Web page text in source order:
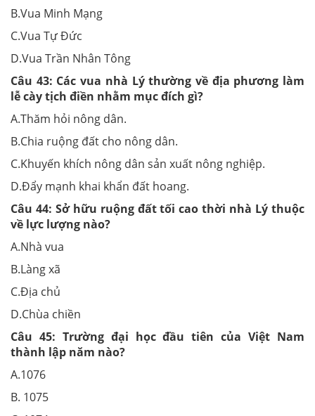
B.Vua Minh Mạng
C.Vua Tự Đức
D.Vua Trần Nhân Tông
Câu 43: Các vua nhà Lý thường về địa phương làm
lễ cày tịch điền nhằm mục đích gì?
A.Thăm hỏi nông dân.
B.Chia ruộng đất cho nông dân.
C.Khuyến khích nông dân sản xuất nông nghiệp.
D.Đẩy mạnh khai khẩn đất hoang.
Câu 44: Sở hữu ruộng đất tối cao thời nhà Lý thuộc
về lực lượng nào?
A.Nhà vua
B.Làng xã
C.Địa chủ
D.Chùa chiền
Câu 45: Trường đại học đầu tiên của Việt Nam
thành lập năm nào?
A.1076
B. 1075